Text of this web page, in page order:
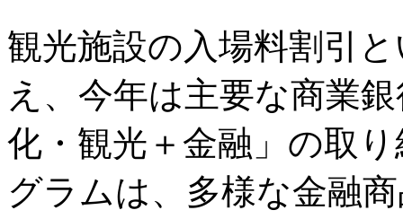
観光施設の入場料割引
え、今年は主要な商業
化・観光＋金融」の取
グラムは、多様な金融